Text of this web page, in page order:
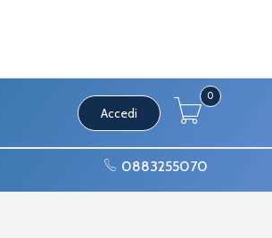
Accedi
0
0883255070